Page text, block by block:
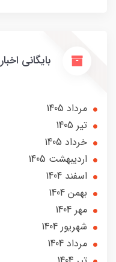
بایگانی اخبار
مرداد 1405
تير 1405
خرداد 1405
ارديبهشت 1405
اسفند 1404
بهمن 1404
مهر 1404
شهریور 1404
مرداد 1404